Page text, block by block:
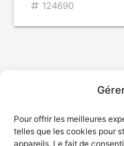
Pour offrir les meilleures
telles que les cookies pour
appareils. Le fait de
124690